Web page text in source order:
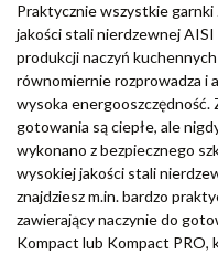
Praktycznie wszystkie
jakości stali nierdzewnej
produkcji naczyń
równomiernie rozprowadza i
wysoka
gotowania są ciepłe, ale
wykonano z bezpiecznego
wysokiej jakości stali
znajdziesz m.in. bardzo
zawierający naczynie do
Kompact lub Kompact PRO,